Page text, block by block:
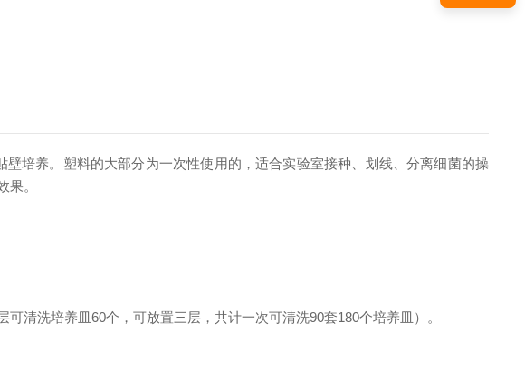
培养。塑料的大部分为一次性使用的，适合实验室接种、划线、分离细菌的操
。
清洗培养皿60个，可放置三层，共计一次可清洗90套180个培养皿）。